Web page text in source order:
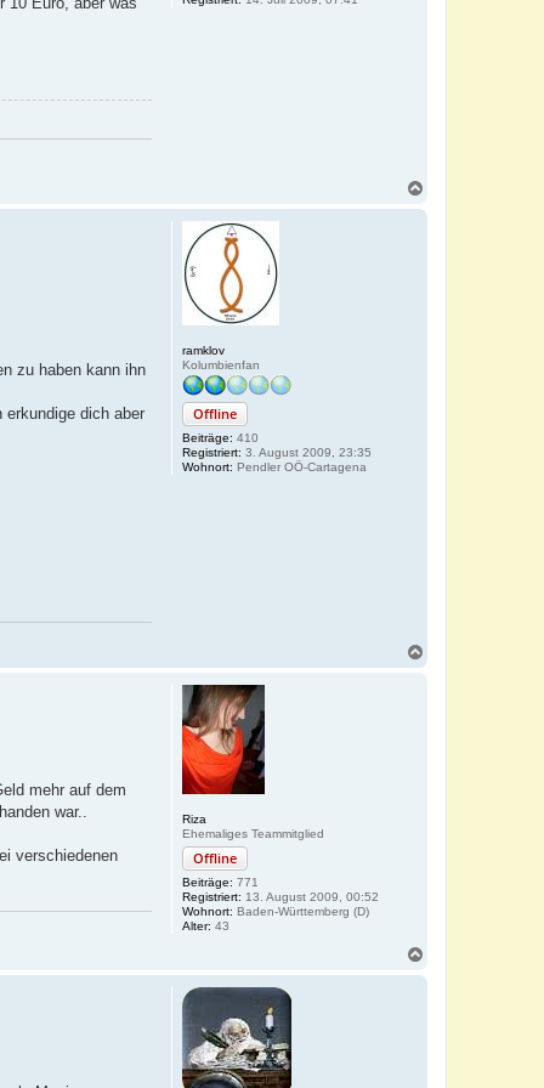
ramklov
Kolumbienfan
Offline
Beiträge: 410
Registriert: 3. August 2009, 23:35
Wohnort: Pendler OÖ-Cartagena
zu haben kann ihn
dich aber
Riza
Ehemaliges Teammitglied
Offline
Beiträge: 771
Registriert: 13. August 2009, 00:52
Wohnort: Baden-Württemberg (D)
Alter: 43
mehr auf dem
war..
verschiedenen